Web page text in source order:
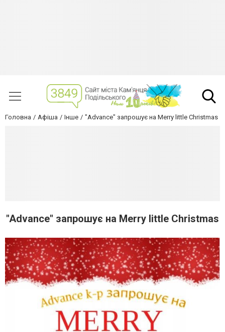
Головна Афіша Інше "Advance" запрошує на Merry little Christmas
"Advance" запрошує на Merry little Christmas